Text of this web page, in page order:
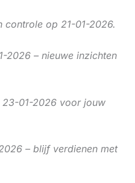
controle op 21-01-2026.
2026 – nieuwe inzichten
01-2026 voor jouw
– blijf verdienen met